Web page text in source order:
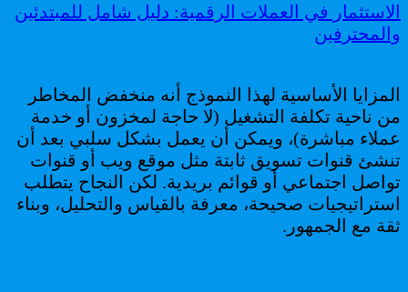
الاستثمار في العملات الرقمية: دليل شامل للمبتدئين
والمحترفين
المزايا الأساسية لهذا النموذج أنه منخفض المخاطر
من ناحية تكلفة التشغيل (لا حاجة لمخزون أو خدمة
عملاء مباشرة)، ويمكن أن يعمل بشكل سلبي بعد أن
تنشئ قنوات تسويق ثابتة مثل موقع ويب أو قنوات
تواصل اجتماعي أو قوائم بريدية. لكن النجاح يتطلب
استراتيجيات صحيحة، معرفة بالقياس والتحليل، وبناء
ثقة مع الجمهور.